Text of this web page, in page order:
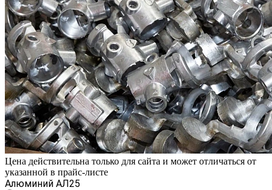
Цена действительна только для сайта и может отличаться от
указанной в прайс-листе
Алюминий АЛ25